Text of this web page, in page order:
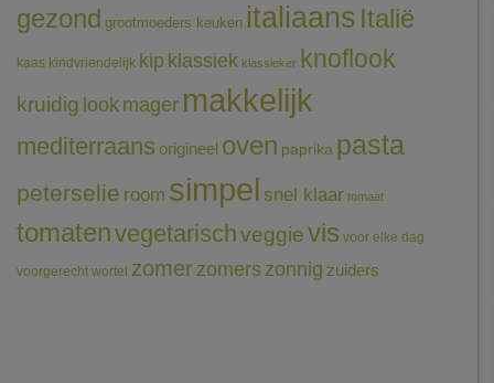
gezond grootmoeders keuken italiaans Italië
kaas kindvriendelijk kip klassiek klassieker knoflook
kruidig look mager makkelijk
mediterraans origineel oven paprika pasta
peterselie room simpel snel klaar tomaat
tomatenvegetarischveggievis voor elke dag
voorgerecht wortel zomerzomerszonnig zuiders